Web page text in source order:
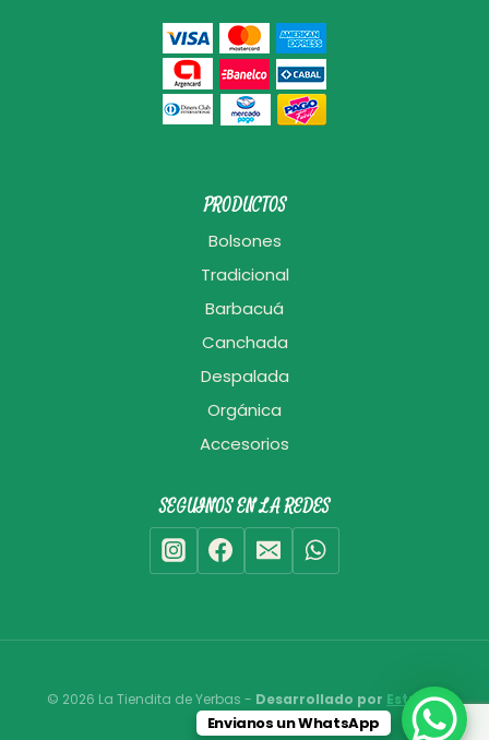
PRODUCTOS
Bolsones
Tradicional
Barbacuá
Canchada
Despalada
Orgánica
Accesorios
SEGUINOS EN LA REDES
© 2026 La Tiendita de Yerbas - Desarrollado por Estudio
Bixcat
Envianos un WhatsApp